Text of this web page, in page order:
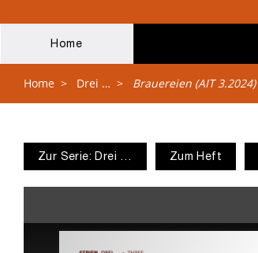
Home
Home > Drei … > Brauereien (AIT 3.2024)
Zur Serie: Drei … Zum Heft